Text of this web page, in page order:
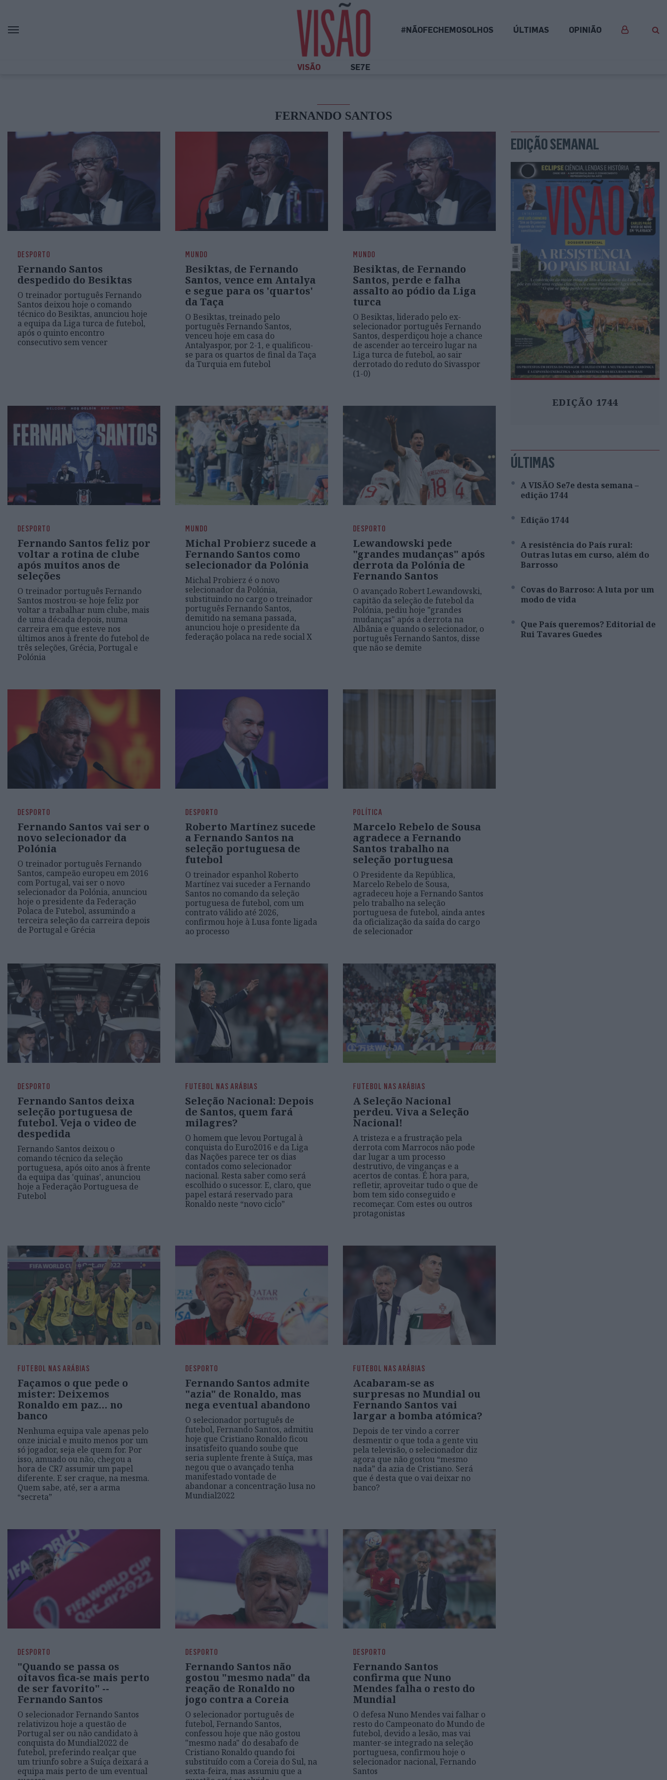
#NÃOFECHEMOSOLHOS ÚLTIMAS OPINIÃO
VISÃO SE7E
FERNANDO SANTOS
DESPORTO
Fernando Santos
despedido do Besiktas
O treinador português Fernando
Santos deixou hoje o comando
técnico do Besiktas, anunciou hoje
a equipa da Liga turca de futebol,
após o quinto encontro
consecutivo sem vencer
MUNDO
Besiktas, de Fernando
Santos, vence em Antalya
e segue para os 'quartos'
da Taça
O Besiktas, treinado pelo
português Fernando Santos,
venceu hoje em casa do
Antalyaspor, por 2-1, e qualificou-
se para os quartos de final da Taça
da Turquia em futebol
MUNDO
Besiktas, de Fernando
Santos, perde e falha
assalto ao pódio da Liga
turca
O Besiktas, liderado pelo ex-
selecionador português Fernando
Santos, desperdiçou hoje a chance
de ascender ao terceiro lugar na
Liga turca de futebol, ao sair
derrotado do reduto do Sivasspor
(1-0)
DESPORTO
Fernando Santos feliz por
voltar a rotina de clube
após muitos anos de
seleções
O treinador português Fernando
Santos mostrou-se hoje feliz por
voltar a trabalhar num clube, mais
de uma década depois, numa
carreira em que esteve nos
últimos anos à frente do futebol de
três seleções, Grécia, Portugal e
Polónia
MUNDO
Michal Probierz sucede a
Fernando Santos como
selecionador da Polónia
Michal Probierz é o novo
selecionador da Polónia,
substituindo no cargo o treinador
português Fernando Santos,
demitido na semana passada,
anunciou hoje o presidente da
federação polaca na rede social X
DESPORTO
Lewandowski pede
"grandes mudanças" após
derrota da Polónia de
Fernando Santos
O avançado Robert Lewandowski,
capitão da seleção de futebol da
Polónia, pediu hoje "grandes
mudanças" após a derrota na
Albânia e quando o selecionador, o
português Fernando Santos, disse
que não se demite
DESPORTO
Fernando Santos vai ser o
novo selecionador da
Polónia
O treinador português Fernando
Santos, campeão europeu em 2016
com Portugal, vai ser o novo
selecionador da Polónia, anunciou
hoje o presidente da Federação
Polaca de Futebol, assumindo a
terceira seleção da carreira depois
de Portugal e Grécia
DESPORTO
Roberto Martínez sucede
a Fernando Santos na
seleção portuguesa de
futebol
O treinador espanhol Roberto
Martínez vai suceder a Fernando
Santos no comando da seleção
portuguesa de futebol, com um
contrato válido até 2026,
confirmou hoje à Lusa fonte ligada
ao processo
POLÍTICA
Marcelo Rebelo de Sousa
agradece a Fernando
Santos trabalho na
seleção portuguesa
O Presidente da República,
Marcelo Rebelo de Sousa,
agradeceu hoje a Fernando Santos
pelo trabalho na seleção
portuguesa de futebol, ainda antes
da oficialização da saída do cargo
de selecionador
DESPORTO
Fernando Santos deixa
seleção portuguesa de
futebol. Veja o video de
despedida
Fernando Santos deixou o
comando técnico da seleção
portuguesa, após oito anos à frente
da equipa das 'quinas', anunciou
hoje a Federação Portuguesa de
Futebol
FUTEBOL NAS ARÁBIAS
Seleção Nacional: Depois
de Santos, quem fará
milagres?
O homem que levou Portugal à
conquista do Euro2016 e da Liga
das Nações parece ter os dias
contados como selecionador
nacional. Resta saber como será
escolhido o sucessor. E, claro, que
papel estará reservado para
Ronaldo neste “novo ciclo”
FUTEBOL NAS ARÁBIAS
A Seleção Nacional
perdeu. Viva a Seleção
Nacional!
A tristeza e a frustração pela
derrota com Marrocos não pode
dar lugar a um processo
destrutivo, de vinganças e a
acertos de contas. É hora para,
refletir, aproveitar tudo o que de
bom tem sido conseguido e
recomeçar. Com estes ou outros
protagonistas
FUTEBOL NAS ARÁBIAS
Façamos o que pede o
mister: Deixemos
Ronaldo em paz… no
banco
Nenhuma equipa vale apenas pelo
onze inicial e muito menos por um
só jogador, seja ele quem for. Por
isso, amuado ou não, chegou a
hora de CR7 assumir um papel
diferente. E ser craque, na mesma.
Quem sabe, até, ser a arma
“secreta”
DESPORTO
Fernando Santos admite
"azia" de Ronaldo, mas
nega eventual abandono
O selecionador português de
futebol, Fernando Santos, admitiu
hoje que Cristiano Ronaldo ficou
insatisfeito quando soube que
seria suplente frente à Suíça, mas
negou que o avançado tenha
manifestado vontade de
abandonar a concentração lusa no
Mundial2022
FUTEBOL NAS ARÁBIAS
Acabaram-se as
surpresas no Mundial ou
Fernando Santos vai
largar a bomba atómica?
Depois de ter vindo a correr
desmentir o que toda a gente viu
pela televisão, o selecionador diz
agora que não gostou “mesmo
nada” da azia de Cristiano. Será
que é desta que o vai deixar no
banco?
DESPORTO
"Quando se passa os
oitavos fica-se mais perto
de ser favorito" --
Fernando Santos
O selecionador Fernando Santos
relativizou hoje a questão de
Portugal ser ou não candidato à
conquista do Mundial2022 de
futebol, preferindo realçar que
um triunfo sobre a Suíça deixará a
equipa mais perto de um eventual
DESPORTO
Fernando Santos não
gostou "mesmo nada" da
reação de Ronaldo no
jogo contra a Coreia
O selecionador português de
futebol, Fernando Santos,
confessou hoje que não gostou
"mesmo nada" do desabafo de
Cristiano Ronaldo quando foi
substituído com a Coreia do Sul, na
sexta-feira, mas assumiu que a
DESPORTO
Fernando Santos
confirma que Nuno
Mendes falha o resto do
Mundial
O defesa Nuno Mendes vai falhar o
resto do Campeonato do Mundo de
futebol, devido a lesão, mas vai
manter-se integrado na seleção
portuguesa, confirmou hoje o
selecionador nacional, Fernando
Santos
EDIÇÃO SEMANAL
EDIÇÃO 1744
ÚLTIMAS
A VISÃO Se7e desta semana –
edição 1744
Edição 1744
A resistência do País rural:
Outras lutas em curso, além do
Barrosso
Covas do Barroso: A luta por um
modo de vida
Que País queremos? Editorial de
Rui Tavares Guedes